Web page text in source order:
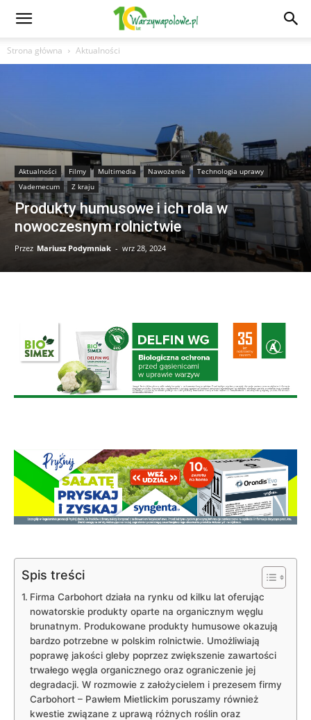
Strona główna Aktualności
Aktualności Filmy Multimedia Nawożenie
Technologia uprawy
Vademecum
Z kraju
Produkty humusowe i ich rola w
nowoczesnym rolnictwie
Przez Mariusz Podymniak - wrz 28, 2024
Spis treści
Firma Carbohort działa na rynku od kilku lat oferując
nowatorskie produkty oparte na organicznym węglu
brunatnym. Produkowane produkty humusowe okazują
bardzo potrzebne w polskim rolnictwie. Umożliwiają
poprawę jakości gleby poprzez zwiększenie zawartości
trwałego węgla organicznego oraz ograniczenie jej
degradacji. W rozmowie z założycielem i prezesem firmy
Carbohort – Pawłem Mietlickim poruszamy również
kwestie związane z uprawą różnych roślin oraz